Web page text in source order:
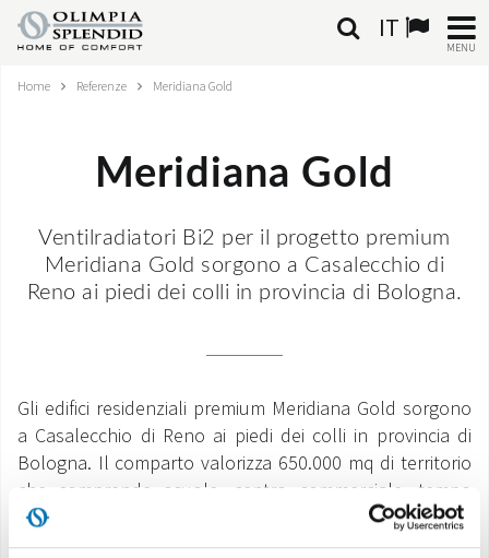
IT
MENU
ITALIANO
RISCALDAMENTO
TRATTAMENTO ARIA
NEGOZI
CONTATTI
MONDO OS
Home Referenze Meridiana Gold
Meridiana Gold
Ventilradiatori Bi2 per il progetto premium
Meridiana Gold sorgono a Casalecchio di
Reno ai piedi dei colli in provincia di Bologna.
Gli edifici residenziali premium Meridiana Gold sorgono
a Casalecchio di Reno ai piedi dei colli in provincia di
Bologna. Il comparto valorizza 650.000 mq di territorio
che comprende scuole, centro commerciale, tempo
libero, parchi e quartieri. Il progetto pone in primo
piano il design, la tecnologia e sostenibilità ambientale